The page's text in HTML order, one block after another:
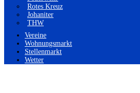
Rotes Kreuz
Johaniter
THW
Vereine
Wohnungsmarkt
Stellenmarkt
Wetter